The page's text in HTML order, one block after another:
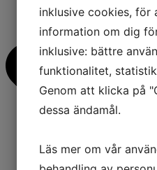
inklusive cookies, för
information om dig
inklusive: bättre
funktionalitet,
Genom att klicka på
dessa ändamål.
Läs mer om vår